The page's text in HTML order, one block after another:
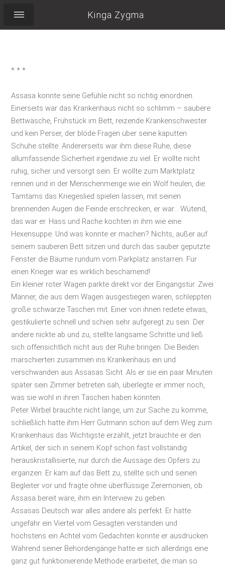
Kinga Zygma
* * *
Assasa konnte seine Gefühle nicht so richtig einordnen.
Einerseits war das Krankenhaus nicht so schlimm – saubere
Bettwäsche, Frühstück im Bett, reizende Krankenschwester
und kein Perser, der blöde Fragen über seine kaputten
Schuhe stellte. Andererseits war ihm diese Ruhe, diese
allumfassende Sicherheit irgendwie zu viel. Er wollte nicht
ruhig, sicher und versorgt sein. Er wollte zum Marktplatz
rennen und in der Menschenmenge wie ein Wolf heulen, die
Tamtams das Kriegeslied spielen lassen, mit seinen
brennenden Augen die Feinde erschrecken, er war... Wütend,
das war er. Hass und Rache kochten in ihm wie eine
Hexensuppe. Und was konnte er machen? Nichts, außer auf
seinem sauberen Bett sitzen und durch das sauber geputzte
Fenster die Bäume rundum vom Parkplatz anstarren. Für
einen Krieger war es wirklich beschämend!
Ein kleiner roter Wagen parkte direkt vor der Eingangstür. Zwei
Männer, die aus dem Wagen ausgestiegen waren, schleppten
große schwarze Taschen mit. Einer von ihnen redete etwas,
gestikulierte schnell und schien sehr aufgeregt zu sein. Der
andere nickte ab und zu, stellte langsame Schritte und ließ
sich offensichtlich nicht aus der Ruhe bringen. Die Beiden
marschierten zusammen ins Krankenhaus ein und
verschwanden aus Assasas Sicht. Als er sie ein paar Minuten
später sein Zimmer betreten sah, überlegte er immer noch,
was sie wohl in ihren Taschen haben könnten.
Peter Wirbel brauchte nicht lange, um zur Sache zu komme,
schließlich hatte ihm Herr Gutmann schon auf dem Weg zum
Krankenhaus das Wichtigste erzählt, jetzt brauchte er den
Artikel, der sich in seinem Kopf schon fast vollständig
herauskristallisierte, nur durch die Aussage des Opfers zu
ergänzen. Er kam auf das Bett zu, stellte sich und seinen
Begleiter vor und fragte ohne überflüssige Zeremonien, ob
Assasa bereit wäre, ihm ein Interview zu geben.
Assasas Deutsch war alles andere als perfekt. Er hatte
ungefähr ein Viertel vom Gesagten verstanden und
höchstens ein Achtel vom Gedachten konnte er ausdrücken.
Während seiner Behördengänge hatte er sich allerdings eine
ganz gut funktionierende Methode erarbeitet, die man so